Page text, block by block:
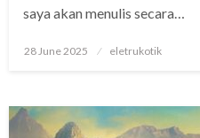
saya akan menulis secara…
Posted
28 June 2025 eletrukotik